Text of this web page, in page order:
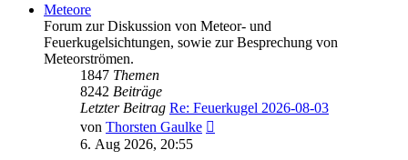
Meteore
Forum zur Diskussion von Meteor- und
Feuerkugelsichtungen, sowie zur Besprechung von
Meteorströmen.
1847 Themen
8242 Beiträge
Letzter Beitrag Re: Feuerkugel 2026-08-03
von Thorsten Gaulke
6. Aug 2026, 20:55